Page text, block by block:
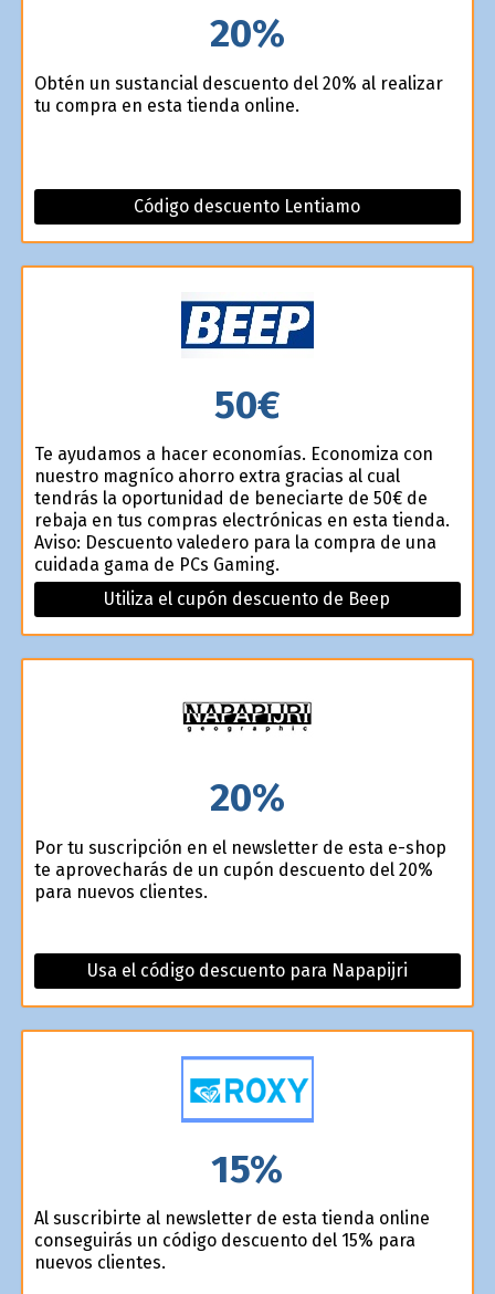
20%
Obtén un sustancial descuento del 20% al realizar
tu compra en esta tienda online.
Código descuento Lentiamo
50€
Te ayudamos a hacer economías. Economiza con
nuestro magnífico ahorro extra gracias al cual
tendrás la oportunidad de beneficiarte de 50€ de
rebaja en tus compras electrónicas en esta tienda.
Aviso: Descuento valedero para la compra de una
cuidada gama de PCs Gaming.
Utiliza el cupón descuento de Beep
20%
Por tu suscripción en el newsletter de esta e-shop
te aprovecharás de un cupón descuento del 20%
para nuevos clientes.
Usa el código descuento para Napapijri
15%
Al suscribirte al newsletter de esta tienda online
conseguirás un código descuento del 15% para
nuevos clientes.